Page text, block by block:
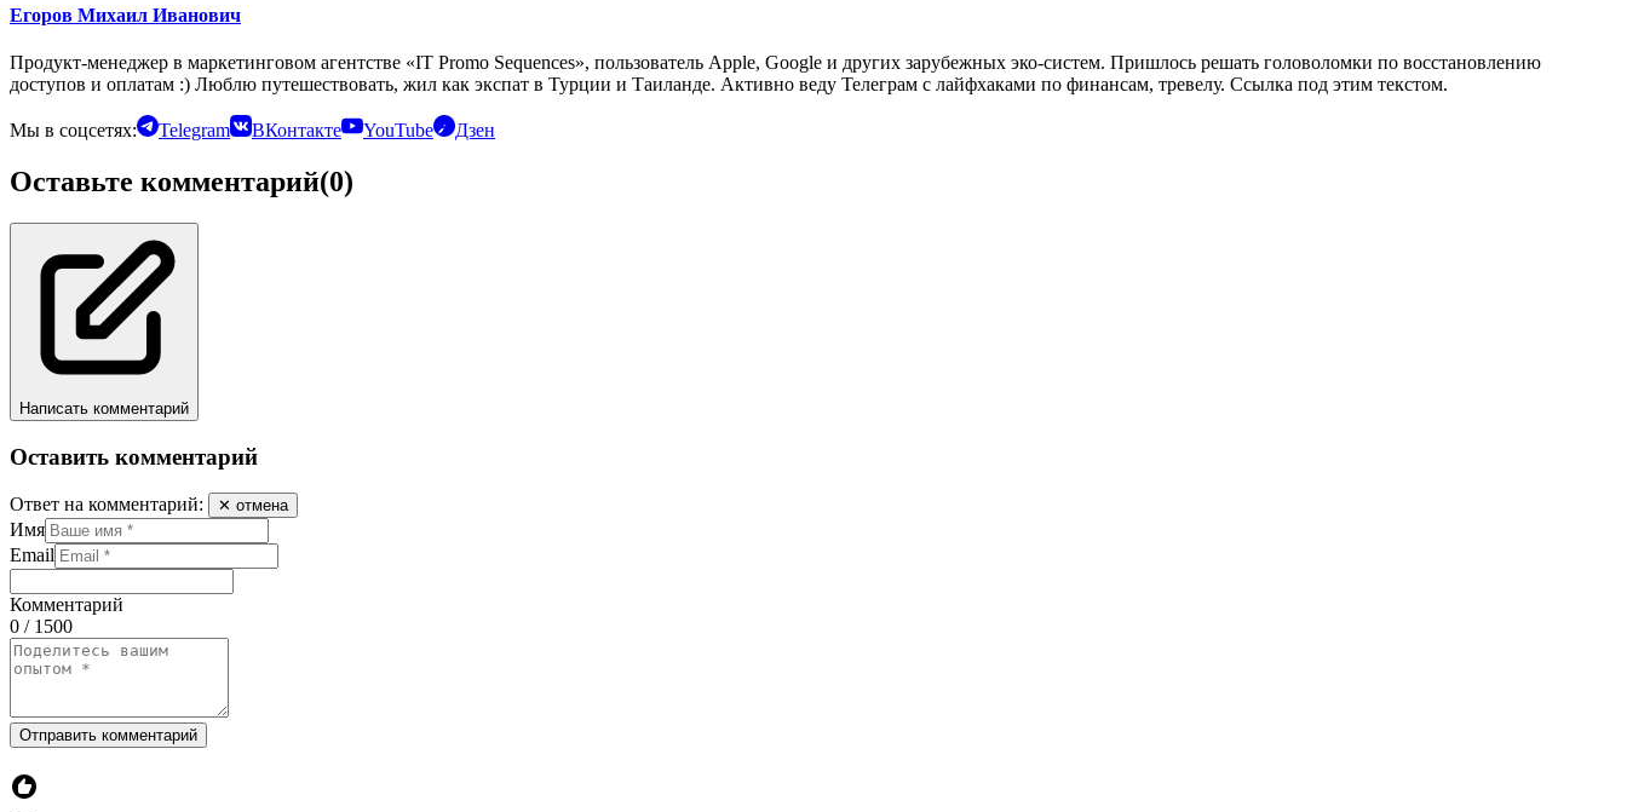
Егоров Михаил Иванович
Продукт-менеджер в маркетинговом агентстве «IT Promo Sequences», пользователь Apple, Google и других зарубежных эко-систем. Пришлось решать головоломки по восстановлению
доступов и оплатам :) Люблю путешествовать, жил как экспат в Турции и Таиланде. Активно веду Телеграм с лайфхаками по финансам, тревелу. Ссылка под этим текстом.
Мы в соцсетях: Telegram ВКонтакте YouTube Дзен
Оставьте комментарий(0)
Написать комментарий
Оставить комментарий
Ответ на комментарий: ✕ отмена
Имя
Email
Комментарий
0 / 1500
Отправить комментарий